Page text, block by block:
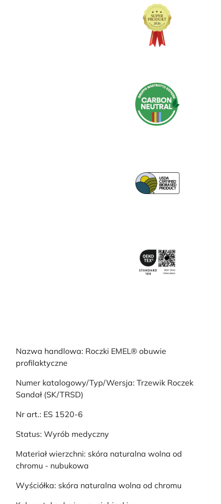
Nazwa handlowa: Roczki EMEL® obuwie
profilaktyczne
Numer katalogowy/Typ/Wersja: Trzewik Roczek
Sandał (SK/TRSD)
Nr art.: ES 1520-6
Status: Wyrób medyczny
Materiał wierzchni: skóra naturalna wolna od
chromu - nubukowa
Wyściółka: skóra naturalna wolna od chromu